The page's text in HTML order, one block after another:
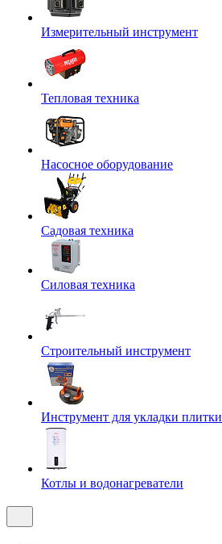
Измерительный инструмент
Тепловая техника
Насосное оборудование
Садовая техника
Силовая техника
Строительный инструмент
Инструмент для укладки плитки
Котлы и водонагреватели